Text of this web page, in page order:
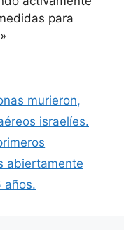
para
murieron,
israelíes.
abiertamente
años.